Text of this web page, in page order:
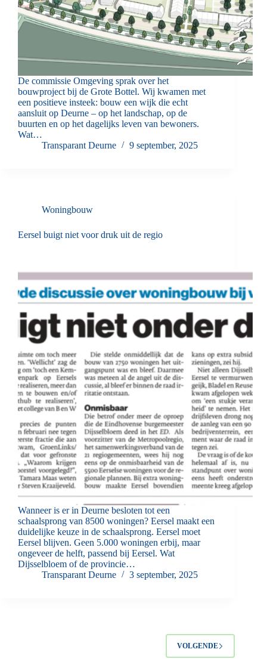
De commissie Omgeving sprak over het
bouwproject bij de Grote Bottel. Wij kwamen met
een positieve insteek: bouw een wijk die echt
aansluit op Deurne – op het landschap, op de
buurten en op het dagelijks leven van bewoners.
Wat…
Transparant Deurne
9 september, 2025
Woningbouw
Eersel buigt niet voor druk uit de regio
Wanneer is er in Deurne besloten tot een
schaalsprong van 8500 woningen? Eersel maakt een
duidelijke keuze in de schaalsprong. Eersel moet
Eersel blijven. Geen 5.000 woningen erbij, maar
ongeveer de helft, passend bij Eersel. Wat
Dijsselbloem of de provincie…
Transparant Deurne
3 september, 2025
VOLGENDE